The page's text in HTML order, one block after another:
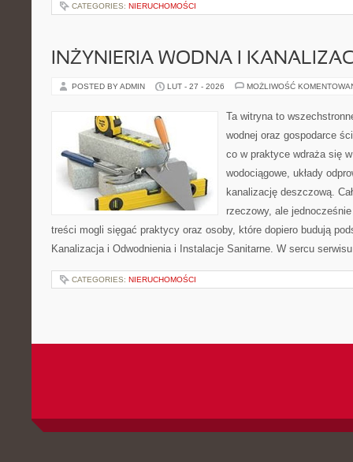
CATEGORIES: NIERUCHOMOŚCI
INŻYNIERIA WODNA I
POSTED BY ADMIN LUT - 27 - 2026 MOŻLIWOŚĆ
Ta witryna to
wodnej oraz gospodarce
co w praktyce wdraża się
wodociągowe, układy
kanalizację deszczową.
rzeczowy, ale
treści mogli sięgać praktycy oraz osoby, które dopiero budują
Kanalizacja i Odwodnienia i Instalacje Sanitarne. W sercu
CATEGORIES: NIERUCHOMOŚCI